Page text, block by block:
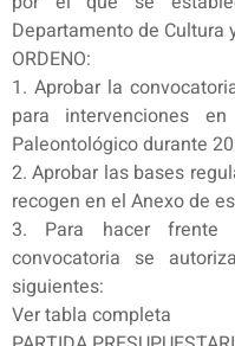
Departamento de Cultura
ORDENO:
1. Aprobar la
para intervenciones
Paleontológico durante
2. Aprobar las bases
recogen en el Anexo de
3. Para hacer frente
convocatoria se
siguientes:
Ver tabla completa